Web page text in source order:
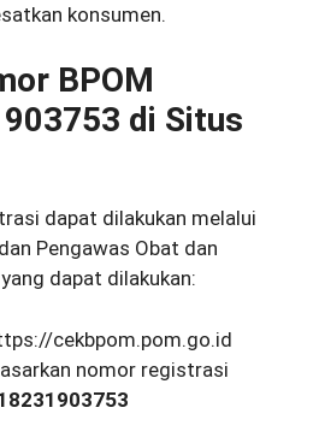
konsumen.
BPOM
di Situs
dapat dilakukan melalui
Pengawas Obat dan
dapat dilakukan:
cekbpom.pom.go.id
nomor registrasi